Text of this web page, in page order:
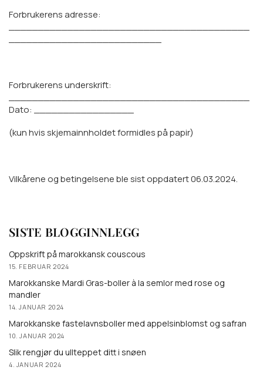
Forbrukerens adresse:
Forbrukerens underskrift:
_________________________________________
Dato: _________________
(kun hvis skjemainnholdet formidles på papir)
Vilkårene og betingelsene ble sist oppdatert 06.03.2024.
SISTE BLOGGINNLEGG
Oppskrift på marokkansk couscous
15. FEBRUAR 2024
Marokkanske Mardi Gras-boller à la semlor med rose og
mandler
14. JANUAR 2024
Marokkanske fastelavnsboller med appelsinblomst og safran
10. JANUAR 2024
Slik rengjør du ullteppet ditt i snøen
4. JANUAR 2024